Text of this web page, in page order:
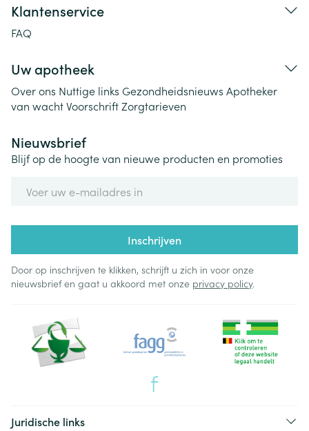
Klantenservice
FAQ
Uw apotheek
Over ons Nuttige links Gezondheidsnieuws Apotheker
van wachtVoorschriftZorgtarieven
Nieuwsbrief
Blijf op de hoogte van nieuwe producten en promoties
Inschrijven
Door op inschrijven te klikken, schrijft u zich in voor onze
nieuwsbrief en gaat u akkoord met onze privacy policy.
Juridische links